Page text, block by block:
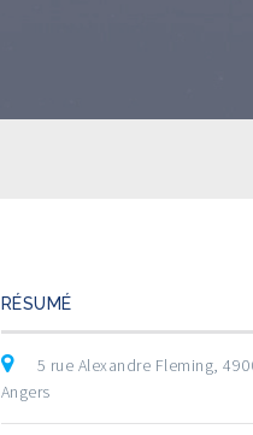
RÉSUMÉ
5 rue Alexandre Fleming,
Angers